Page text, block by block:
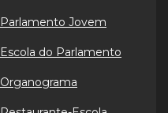
Parlamento Jovem
Escola do Parlamento
Organograma